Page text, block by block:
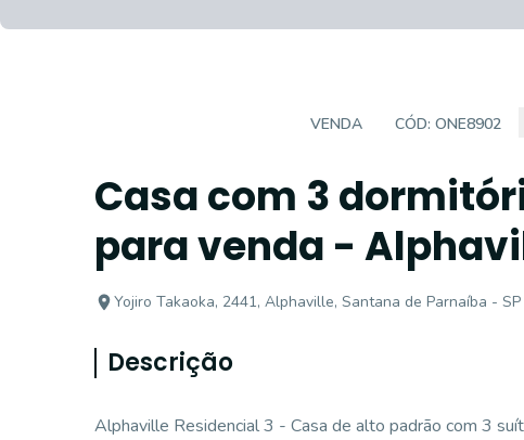
VENDA CÓD: ONE8902
Casa com 3
para venda -
Yojiro Takaoka, 2441, Alphaville, Santana de Parnaíba - SP
Descrição
Alphaville Residencial 3 - Casa de alto padrão com 3